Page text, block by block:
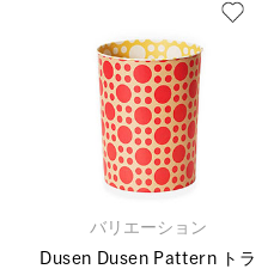
バリエーション
Dusen Dusen Pattern トラ